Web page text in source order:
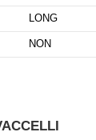
LONG
NON